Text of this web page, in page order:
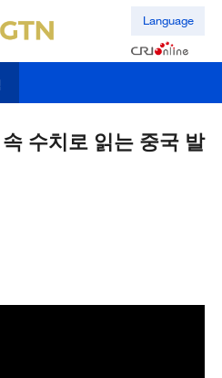
Language
수치로 읽는 중국 발